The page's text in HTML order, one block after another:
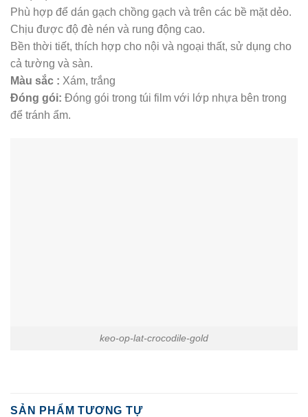
Phù hợp để dán gạch chồng gạch và trên các bề mặt dẻo.
Chịu được độ đè nén và rung động cao.
Bền thời tiết, thích hợp cho nội và ngoại thất, sử dụng cho
cả tường và sàn.
Màu sắc : Xám, trắng
Đóng gói: Đóng gói trong túi film với lớp nhựa bên trong
để tránh ẩm.
keo-op-lat-crocodile-gold
SẢN PHẨM TƯƠNG TỰ